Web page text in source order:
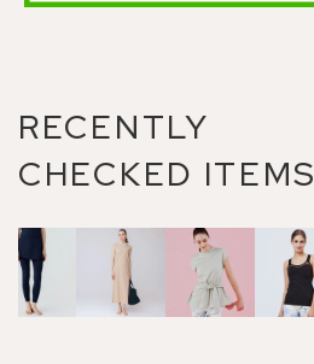
RECENTLY
CHECKED ITEMS